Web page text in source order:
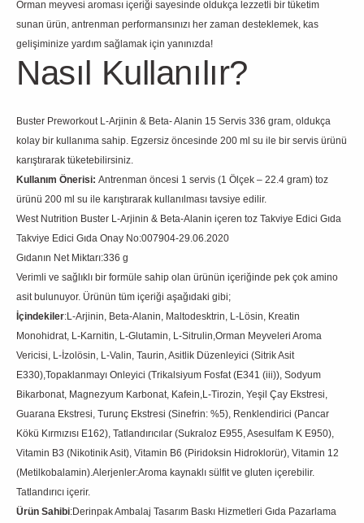
Orman meyvesi aroması içeriği sayesinde oldukça lezzetli bir tüketim
sunan ürün, antrenman performansınızı her zaman desteklemek, kas
gelişiminize yardım sağlamak için yanınızda!
Nasıl Kullanılır?
Buster Preworkout L-Arjinin & Beta- Alanin 15 Servis 336 gram, oldukça
kolay bir kullanıma sahip. Egzersiz öncesinde 200 ml su ile bir servis ürünü
karıştırarak tüketebilirsiniz.
Kullanım Önerisi: Antrenman öncesi 1 servis (1 Ölçek – 22.4 gram) toz
ürünü 200 ml su ile karıştırarak kullanılması tavsiye edilir.
West Nutrition Buster L-Arjinin & Beta-Alanin içeren toz Takviye Edici Gıda
Takviye Edici Gıda Onay No:007904-29.06.2020
Gıdanın Net Miktarı:336 g
Verimli ve sağlıklı bir formüle sahip olan ürünün içeriğinde pek çok amino
asit bulunuyor. Ürünün tüm içeriği aşağıdaki gibi;
İçindekiler:L-Arjinin, Beta-Alanin, Maltodesktrin, L-Lösin, Kreatin
Monohidrat, L-Karnitin, L-Glutamin, L-Sitrulin,Orman Meyveleri Aroma
Vericisi, L-İzolösin, L-Valin, Taurin, Asitlik Düzenleyici (Sitrik Asit
E330),Topaklanmayı Onleyici (Trikalsiyum Fosfat (E341 (iii)), Sodyum
Bikarbonat, Magnezyum Karbonat, Kafein,L-Tirozin, Yeşil Çay Ekstresi,
Guarana Ekstresi, Turunç Ekstresi (Sinefrin: %5), Renklendirici (Pancar
Kökü Kırmızısı E162), Tatlandırıcılar (Sukraloz E955, Asesulfam K E950),
Vitamin B3 (Nikotinik Asit), Vitamin B6 (Piridoksin Hidroklorür), Vitamin 12
(Metilkobalamin).Alerjenler:Aroma kaynaklı sülfit ve gluten içerebilir.
Tatlandırıcı içerir.
Ürün Sahibi:Derinpak Ambalaj Tasarım Baskı Hizmetleri Gıda Pazarlama